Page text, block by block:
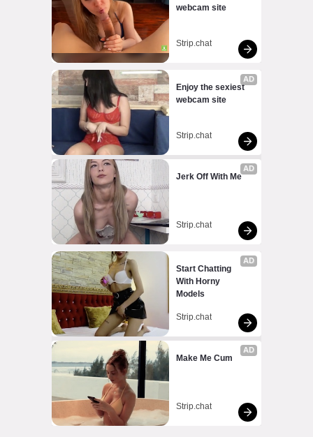
webcam site
Strip.chat
AD
Enjoy the sexiest
webcam site
Strip.chat
AD
Jerk Off With Me
Strip.chat
AD
Start Chatting
With Horny
Models
Strip.chat
AD
Make Me Cum
Strip.chat